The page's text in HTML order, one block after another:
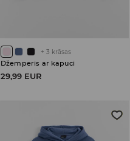
+ 3 krāsas
Džemperis ar kapuci
29,99 EUR